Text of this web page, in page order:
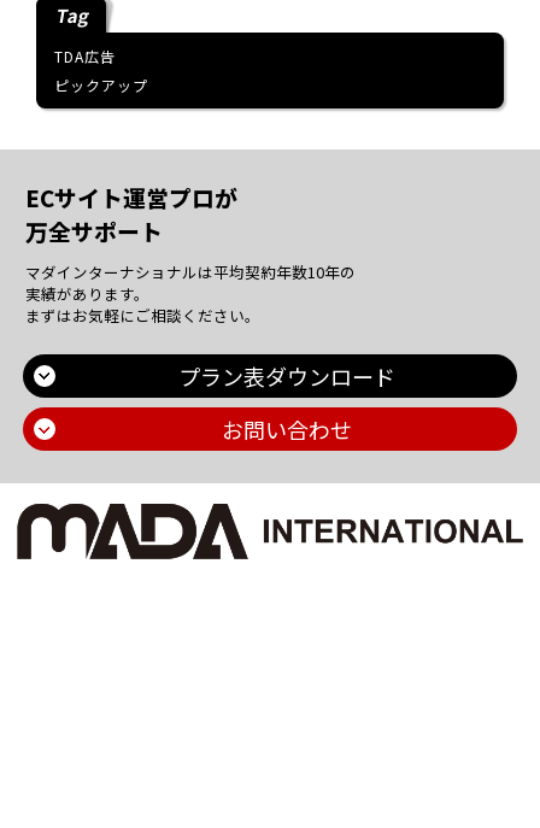
Tag
TDA広告
ピックアップ
ECサイト運営プロが
万全サポート
マダインターナショナルは平均契約年数10年の
実績があります。
まずはお気軽にご相談ください。
プラン表ダウンロード
お問い合わせ